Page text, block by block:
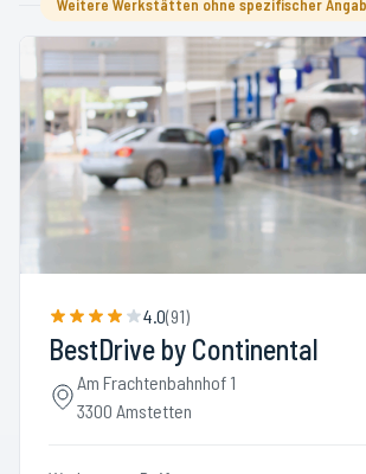
Weitere Werkstätten ohne spezifischer
4.0(91)
BestDrive by Continental
Am Frachtenbahnhof 1
3300 Amstetten